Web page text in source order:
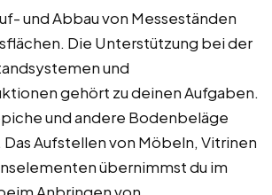
und Abbau von Messeständen
Die Unterstützung bei der
und
gehört zu deinen Aufgaben.
und andere Bodenbeläge
Aufstellen von Möbeln, Vitrinen
übernimmst du im